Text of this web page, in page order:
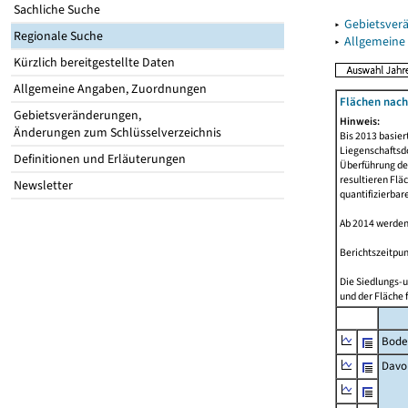
Sachliche Suche
Regionale Suche
Kürzlich bereitgestellte Daten
Allgemeine Angaben, Zuordnungen
Gebietsveränderungen,
Änderungen zum Schlüsselverzeichnis
Definitionen und Erläuterungen
Newsletter
▸
▸
Flächen
Hinweis:
Bis 2013
Überführung
resultieren
Ab 2014
Die Siedlungs-
und der Fläche